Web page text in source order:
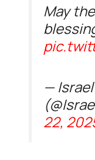
May
—
22,